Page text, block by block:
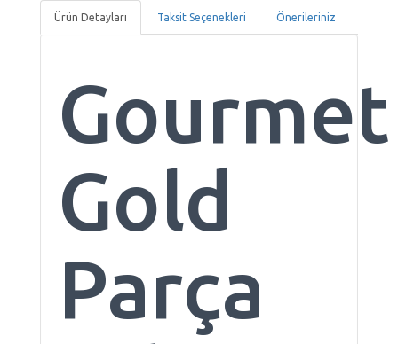
Ürün Detayları Taksit Seçenekleri Önerileriniz
Gourmet
Gold
Parça